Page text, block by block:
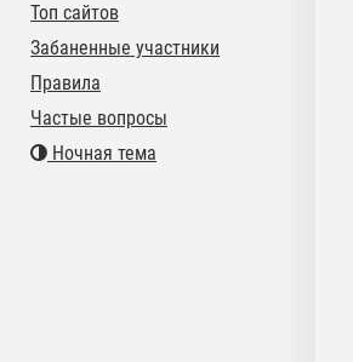
Топ сайтов
Забаненные участники
Правила
Частые вопросы
Ночная тема